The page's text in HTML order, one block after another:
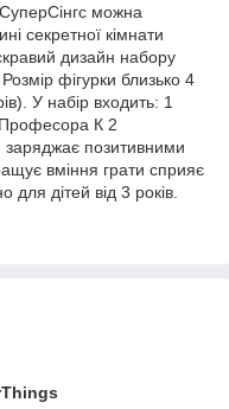
можна
секретної кімнати
дизайн набору
фігурки близько 4
У набір входить: 1
Професора К 2
заряджає позитивними
вміння грати сприяє
дітей від 3 років.